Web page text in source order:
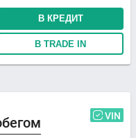
В КРЕДИТ
В TRADE IN
VIN